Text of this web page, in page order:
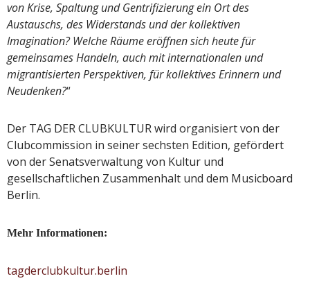
von Krise, Spaltung und Gentrifizierung ein Ort des
Austauschs, des Widerstands und der kollektiven
Imagination? Welche Räume eröffnen sich heute für
gemeinsames Handeln, auch mit internationalen und
migrantisierten Perspektiven, für kollektives Erinnern und
Neudenken?“
Der TAG DER CLUBKULTUR wird organisiert von der
Clubcommission in seiner sechsten Edition, gefördert
von der Senatsverwaltung von Kultur und
gesellschaftlichen Zusammenhalt und dem Musicboard
Berlin.
Mehr Informationen:
tagderclubkultur.berlin